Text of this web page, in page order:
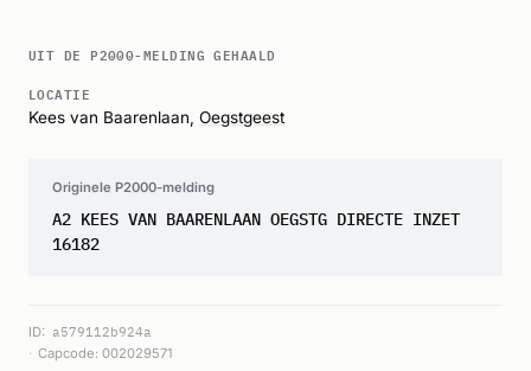
UIT DE P2000-MELDING GEHAALD
LOCATIE
Kees van Baarenlaan, Oegstgeest
Originele P2000-melding
A2 KEES VAN BAARENLAAN OEGSTG DIRECTE INZET
16182
ID: a579112b924a
Capcode: 002029571